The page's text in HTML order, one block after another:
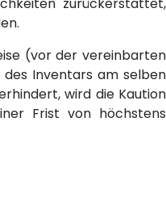
(vor der vereinbarten
Inventars am selben
wird die Kaution
Frist von höchstens